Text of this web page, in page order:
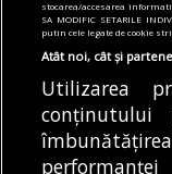
05/08/2026
Articole
Noi
și
stocarea/accesarea
SA MODIFIC SETARILE
putin cele legate de cookie
Atât noi, cât și
Utilizarea
conținutului